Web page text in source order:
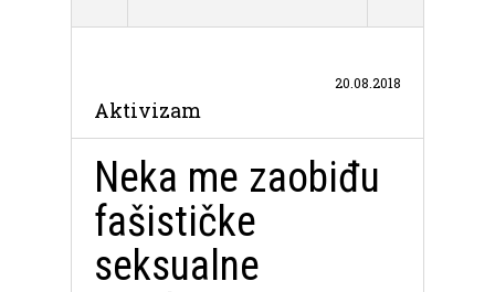
Aktivizam
20.08.2018
Neka me zaobiđu
fašističke
seksualne